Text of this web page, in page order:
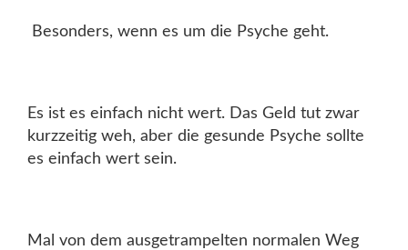
Besonders, wenn es um die Psyche geht.
Es ist es einfach nicht wert. Das Geld tut zwar
kurzzeitig weh, aber die gesunde Psyche sollte
es einfach wert sein.
Mal von dem ausgetrampelten normalen Weg